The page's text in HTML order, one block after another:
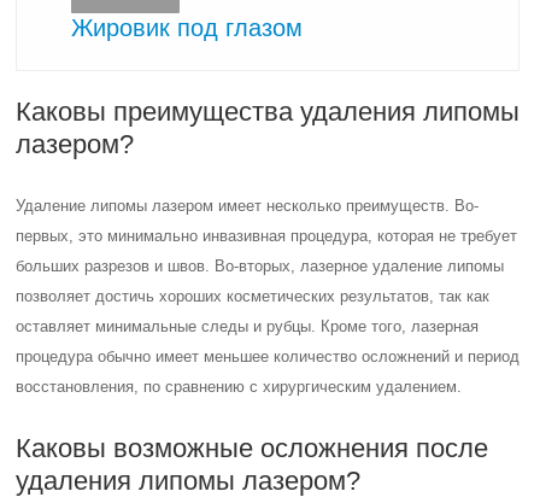
Жировик под глазом
Каковы преимущества удаления липомы
лазером?
Удаление липомы лазером имеет несколько преимуществ. Во-
первых, это минимально инвазивная процедура, которая не требует
больших разрезов и швов. Во-вторых, лазерное удаление липомы
позволяет достичь хороших косметических результатов, так как
оставляет минимальные следы и рубцы. Кроме того, лазерная
процедура обычно имеет меньшее количество осложнений и период
восстановления, по сравнению с хирургическим удалением.
Каковы возможные осложнения после
удаления липомы лазером?